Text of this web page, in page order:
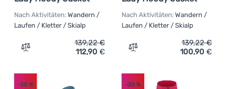
Nach Aktivitäten: Wandern /
Laufen / Kletter / Skialp
Zum Vergleich 'Damenjacke High Point Versa 2.0 Lady
139,22€
112,90 €
Nach Aktivitäten: Wandern /
Laufen / Kletter / Skialp
Zum Vergleich
139,22€
100,90 €
-30 % -30%